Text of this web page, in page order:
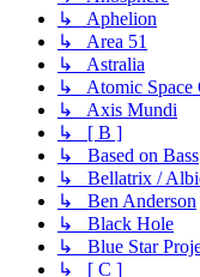
↳ Aphelion
↳ Area 51
↳ Astralia
↳ Atomic Space
↳ Axis Mundi
↳ [ B ]
↳ Based on Bass
↳ Bellatrix /
↳ Ben Anderson
↳ Black Hole
↳ Blue Star
↳ [ C ]